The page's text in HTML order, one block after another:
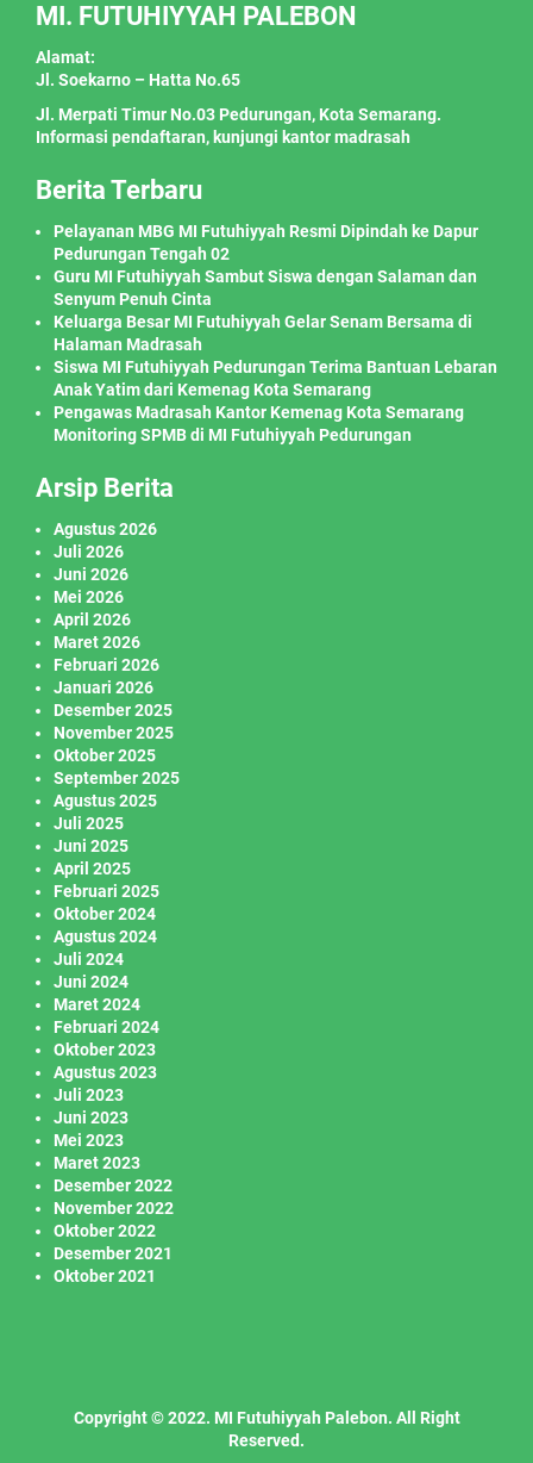
MI. FUTUHIYYAH PALEBON
Alamat:
Jl. Soekarno – Hatta No.65
Jl. Merpati Timur No.03 Pedurungan, Kota Semarang.
Informasi pendaftaran, kunjungi kantor madrasah
Berita Terbaru
Pelayanan MBG MI Futuhiyyah Resmi Dipindah ke Dapur
Pedurungan Tengah 02
Guru MI Futuhiyyah Sambut Siswa dengan Salaman dan
Senyum Penuh Cinta
Keluarga Besar MI Futuhiyyah Gelar Senam Bersama di
Halaman Madrasah
Siswa MI Futuhiyyah Pedurungan Terima Bantuan Lebaran
Anak Yatim dari Kemenag Kota Semarang
Pengawas Madrasah Kantor Kemenag Kota Semarang
Monitoring SPMB di MI Futuhiyyah Pedurungan
Arsip Berita
Agustus 2026
Juli 2026
Juni 2026
Mei 2026
April 2026
Maret 2026
Februari 2026
Januari 2026
Desember 2025
November 2025
Oktober 2025
September 2025
Agustus 2025
Juli 2025
Juni 2025
April 2025
Februari 2025
Oktober 2024
Agustus 2024
Juli 2024
Juni 2024
Maret 2024
Februari 2024
Oktober 2023
Agustus 2023
Juli 2023
Juni 2023
Mei 2023
Maret 2023
Desember 2022
November 2022
Oktober 2022
Desember 2021
Oktober 2021
Copyright © 2022. MI Futuhiyyah Palebon. All Right
Reserved.